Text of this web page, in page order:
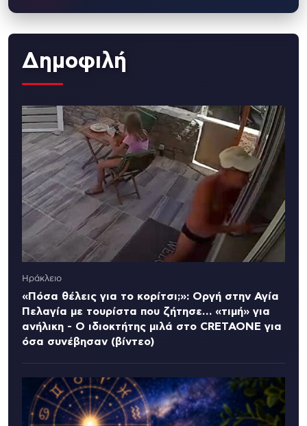
Δημοφιλή
Ηράκλειο
«Πόσα θέλεις για το κορίτσι;»: Οργή στην Αγία
Πελαγία με τουρίστα που ζήτησε… «τιμή» για
ανήλικη - Ο ιδιοκτήτης μιλά στο CRETAONE για
όσα συνέβησαν (βίντεο)